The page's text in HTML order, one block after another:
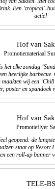
van Saksen. Met
Een ‘tropical’-
actie!
Hof van
Promotiemateriaal
het elke zondag
heerlijke
maakten wij een
poster en spandoek
Hof van
Promotieflyer
geopend: de
staat op Resort
een roll-up banner
TELE-BS